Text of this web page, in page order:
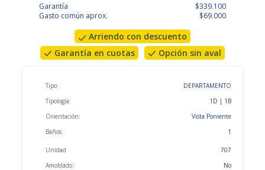
Garantía
Gasto común aprox.
$339.100
$69.000
Arriendo con descuento
Garantía en cuotas
Opción sin aval
Tipo:
Tipología:
Orientación:
Baños:
DEPARTAMENTO
1D | 1B
Vista Poniente
1
Unidad
Amoblado:
707
No